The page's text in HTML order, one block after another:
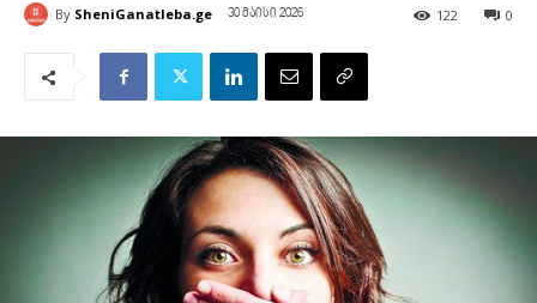
By SheniGanatleba.ge 30 მაისი 2026 0
122